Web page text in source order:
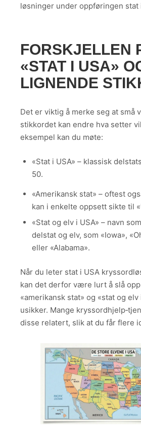
løsninger under oppføringen stat
FORSKJELLEN
«STAT I USA»
LIGNENDE
Det er viktig å merke seg at små
stikkordet kan endre hva setter
eksempel kan du møte:
«Stat i USA» – klassisk
50.
«Amerikansk stat» – oftest
kan i enkelte oppsett sikte til
«Stat og elv i USA» – navn
delstat og elv, som «Iowa»,
eller «Alabama».
Når du leter stat i USA
kan det derfor være lurt å slå opp
«amerikansk stat» og «stat og
usikker. Mange
disse relatert, slik at du får flere